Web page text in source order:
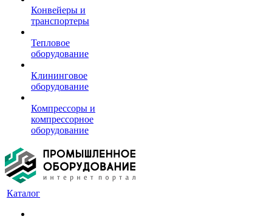
Конвейеры и
транспортеры
Тепловое
оборудование
Клининговое
оборудование
Компрессоры и
компрессорное
оборудование
Каталог